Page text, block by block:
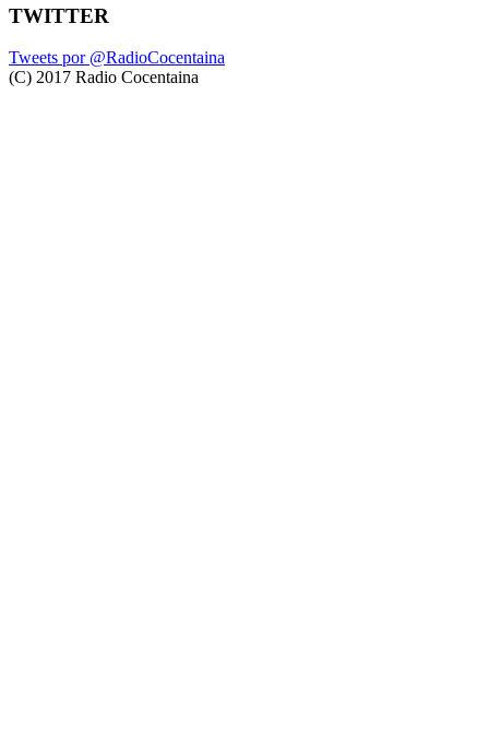
TWITTER
Tweets por @RadioCocentaina
(C) 2017 Radio Cocentaina